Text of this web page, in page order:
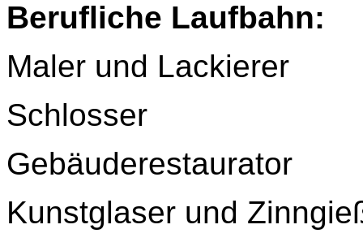
Berufliche Laufbahn:
Maler und Lackierer
Schlosser
Gebäuderestaurator
Kunstglaser und